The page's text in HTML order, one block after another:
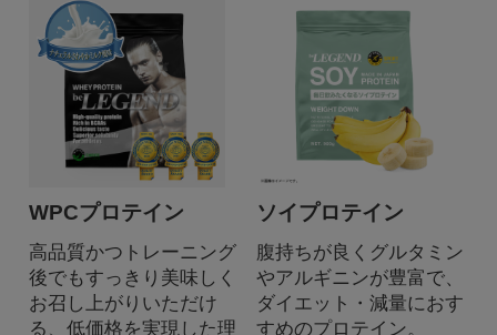
WPCプロテイン
高品質かつトレーニング
後でもすっきり美味しく
お召し上がりいただけ
る、低価格を実現した理
ソイプロテイン
腹持ちが良くグルタミン
やアルギニンが豊富で、
ダイエット・減量におす
すめのプロテイン。